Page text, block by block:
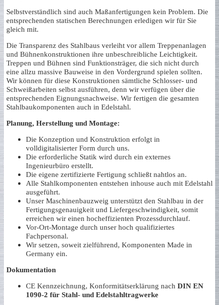
Selbstverständlich sind auch Maßanfertigungen kein Problem. Die
entsprechenden statischen Berechnungen erledigen wir für Sie
gleich mit.
Die Transparenz des Stahlbaus verleiht vor allem Treppenanlagen
und Bühnenkonstruktionen ihre unbeschreibliche Leichtigkeit.
Treppen und Bühnen sind Funktionsträger, die sich nicht durch
eine allzu massive Bauweise in den Vordergrund spielen sollten.
Wir können für diese Konstruktionen sämtliche Schlosser- und
Schweißarbeiten selbst ausführen, denn wir verfügen über die
entsprechenden Eignungsnachweise. Wir fertigen die gesamten
Stahlbaukomponenten auch in Edelstahl.
Planung, Herstellung und Montage:
Die Konzeption und Konstruktion erfolgt in
volldigitalisierter Form durch uns.
Die erforderliche Statik wird durch ein externes
Ingenieurbüro erstellt.
Die eigene zertifizierte Fertigung schließt nahtlos an.
Alle Stahlkomponenten entstehen inhouse auch mit Edelstahl
ausgeführt.
Unser Maschinenbauzweig unterstützt den Stahlbau in der
Fertigungsgenauigkeit und Liefergeschwindigkeit, somit
erreichen wir einen hocheffizienten Prozessdurchlauf.
Vor-Ort-Montage durch unser hoch qualifiziertes
Fachpersonal.
Wir setzen, soweit zielführend, Komponenten Made in
Germany ein.
Dokumentation
CE Kennzeichnung, Konformitätserklärung nach DIN EN
1090-2 für Stahl- und Edelstahltragwerke